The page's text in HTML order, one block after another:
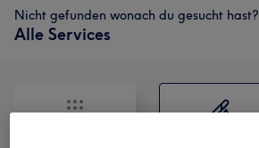
Nicht gefunden wonach du gesucht hast?
Alle Services